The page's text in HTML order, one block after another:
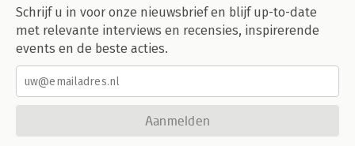
Schrijf u in voor onze nieuwsbrief en blijf up-to-date
met relevante interviews en recensies, inspirerende
events en de beste acties.
Aanmelden